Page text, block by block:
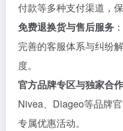
付款等多种支付渠道，
免费退换货与售后服务
完善的客服体系与纠纷
度。
官方品牌专区与独家合作
Nivea、Diageo等品牌
专属优惠活动。